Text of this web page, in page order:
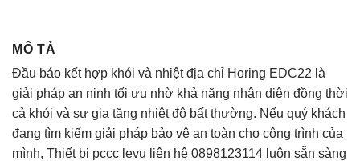
MÔ TẢ
Đầu báo kết hợp khói và nhiệt địa chỉ Horing EDC22 là
giải pháp an ninh tối ưu nhờ khả năng nhận diện đồng thời
cả khói và sự gia tăng nhiệt độ bất thường. Nếu quý khách
đang tìm kiếm giải pháp bảo vệ an toàn cho công trình của
mình, Thiết bị pccc levu liên hệ 0898123114 luôn sẵn sàng